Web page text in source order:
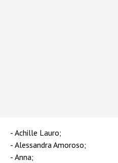
Achille Lauro;
Alessandra Amoroso;
Anna;